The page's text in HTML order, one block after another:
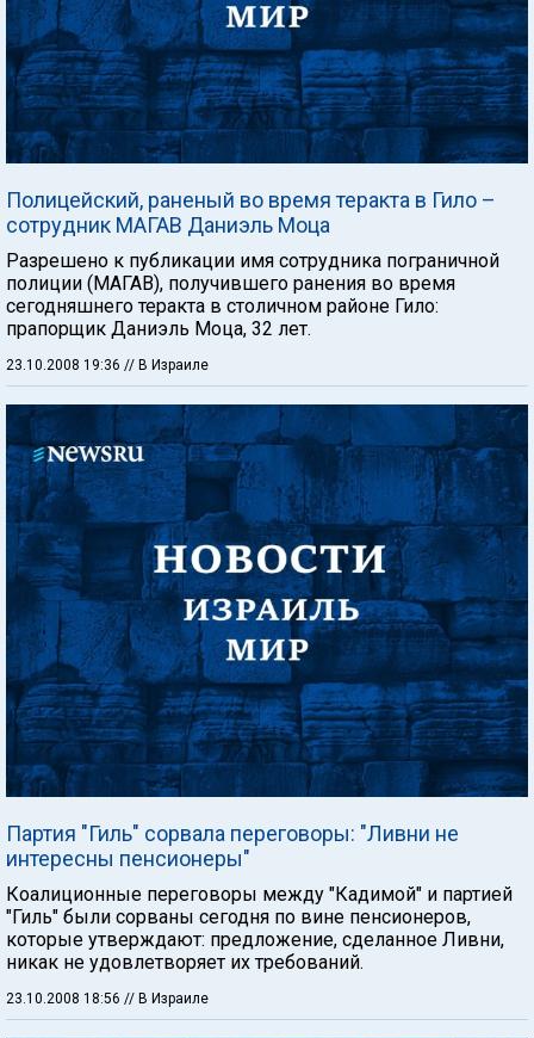
Полицейский, раненый во время теракта в Гило –
сотрудник МАГАВ Даниэль Моца
Разрешено к публикации имя сотрудника пограничной
полиции (МАГАВ), получившего ранения во время
сегодняшнего теракта в столичном районе Гило:
прапорщик Даниэль Моца, 32 лет.
23.10.2008 19:36 // В Израиле
Партия "Гиль" сорвала переговоры: "Ливни не
интересны пенсионеры"
Коалиционные переговоры между "Кадимой" и партией
"Гиль" были сорваны сегодня по вине пенсионеров,
которые утверждают: предложение, сделанное Ливни,
никак не удовлетворяет их требований.
23.10.2008 18:56 // В Израиле